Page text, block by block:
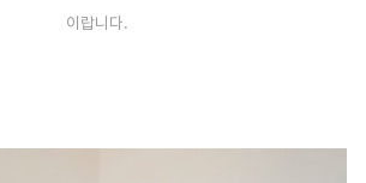
이랍니다.